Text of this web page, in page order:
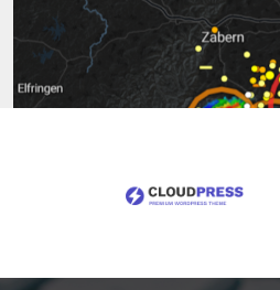
Inhalt
springen